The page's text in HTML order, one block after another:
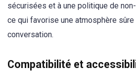
sécurisées et à une politique de
ce qui favorise une atmosphère sûre
conversation.
Compatibilité et